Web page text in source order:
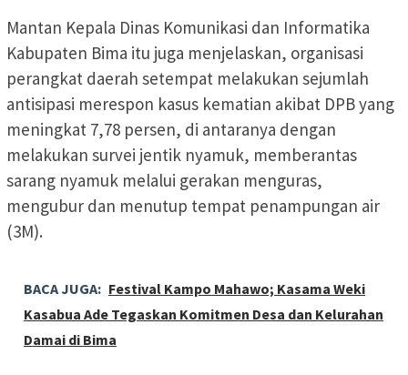
Mantan Kepala Dinas Komunikasi dan Informatika
Kabupaten Bima itu juga menjelaskan, organisasi
perangkat daerah setempat melakukan sejumlah
antisipasi merespon kasus kematian akibat DPB yang
meningkat 7,78 persen, di antaranya dengan
melakukan survei jentik nyamuk, memberantas
sarang nyamuk melalui gerakan menguras,
mengubur dan menutup tempat penampungan air
(3M).
BACA JUGA: Festival Kampo Mahawo; Kasama Weki
Kasabua Ade Tegaskan Komitmen Desa dan Kelurahan
Damai di Bima